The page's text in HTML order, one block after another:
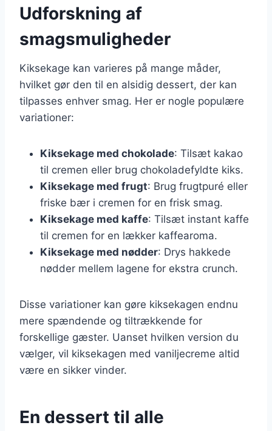
Udforskning af
smagsmuligheder
Kiksekage kan varieres på mange måder,
hvilket gør den til en alsidig dessert, der kan
tilpasses enhver smag. Her er nogle populære
variationer:
Kiksekage med chokolade: Tilsæt kakao
til cremen eller brug chokoladefyldte kiks.
Kiksekage med frugt: Brug frugtpuré eller
friske bær i cremen for en frisk smag.
Kiksekage med kaffe: Tilsæt instant kaffe
til cremen for en lækker kaffearoma.
Kiksekage med nødder: Drys hakkede
nødder mellem lagene for ekstra crunch.
Disse variationer kan gøre kiksekagen endnu
mere spændende og tiltrækkende for
forskellige gæster. Uanset hvilken version du
vælger, vil kiksekagen med vaniljecreme altid
være en sikker vinder.
En dessert til alle